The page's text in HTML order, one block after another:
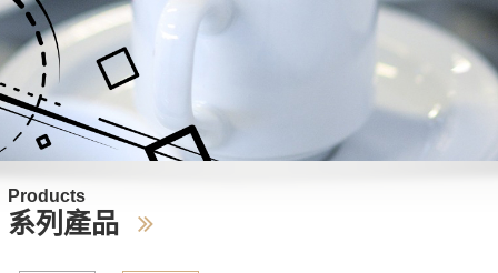
Products
系列產品